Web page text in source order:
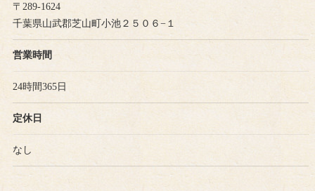
〒289-1624
千葉県山武郡芝山町小池２５０６−１
営業時間
24時間365日
定休日
なし